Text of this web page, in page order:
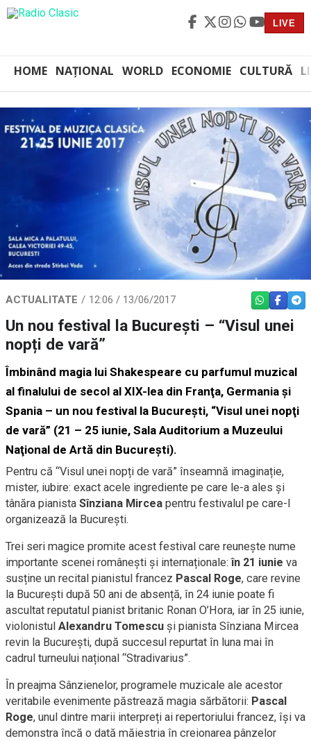
LIVE
HOME NAȚIONAL WORLD ECONOMIE CULTURĂ
ACTUALITATE 12:06 / 13/06/2017 WHATSAPP
Un nou festival la București – “Visul unei
nopți de vară”
Îmbinând magia lui Shakespeare cu parfumul muzical
al finalului de secol al XIX-lea din Franţa, Germania şi
Spania – un nou festival la Bucureşti, “Visul unei nopţi
de vară” (21 – 25 iunie, Sala Auditorium a Muzeului
Naţional de Artă din Bucureşti).
Pentru că “Visul unei nopți de vară” înseamnă imaginație,
mister, iubire: exact acele ingrediente pe care le-a ales și
tânăra pianista Sînziana Mircea pentru festivalul pe care-l
organizează la București.
Trei seri magice promite acest festival care reunește nume
importante scenei românești și internaționale:în 21 iunie va
susține un recital pianistul francez Pascal Roge, care revine
la București după 50 ani de absență, în 24 iunie poate fi
ascultat reputatul pianist britanic Ronan O’Hora, iar în 25 iunie,
violonistul Alexandru Tomescu și pianista Sînziana Mircea
revin la București, după succesul repurtat în luna mai în
cadrul turneului național “Stradivarius”.
În preajma Sânzienelor, programele muzicale ale acestor
veritabile evenimente păstrează magia sărbătorii: Pascal
Roge, unul dintre marii interpreți ai repertoriului francez, își va
demonstra încă o dată măiestria în creionarea pânzelor